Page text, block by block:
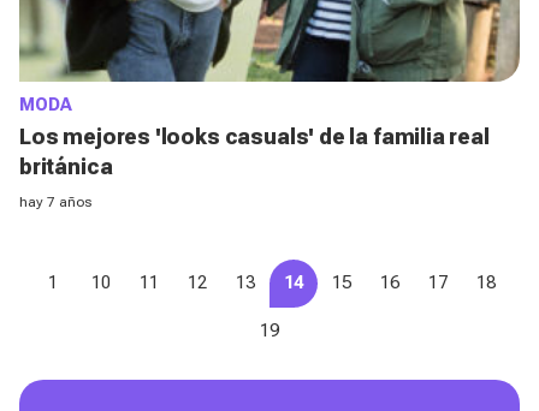
MODA
Los mejores 'looks casuals' de la familia real
británica
hay 7 años
1 10 11 12 13 14 15 16 17 18
19